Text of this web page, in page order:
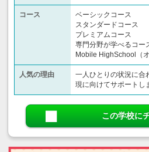
コース
ベーシックコース
スタンダードコース
プレミアムコース
専門分野が学べるコー
Mobile HighSchool（オ
人気の理由
一人ひとりの状況に合
現に向けてサポートし
この学校に